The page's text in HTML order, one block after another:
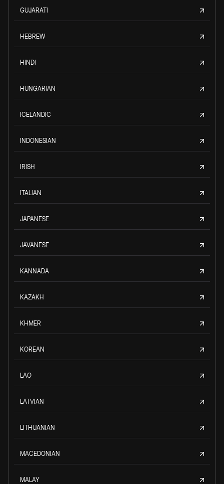
GUJARATI
HEBREW
HINDI
HUNGARIAN
ICELANDIC
INDONESIAN
IRISH
ITALIAN
JAPANESE
JAVANESE
KANNADA
KAZAKH
KHMER
KOREAN
LAO
LATVIAN
LITHUANIAN
MACEDONIAN
MALAY